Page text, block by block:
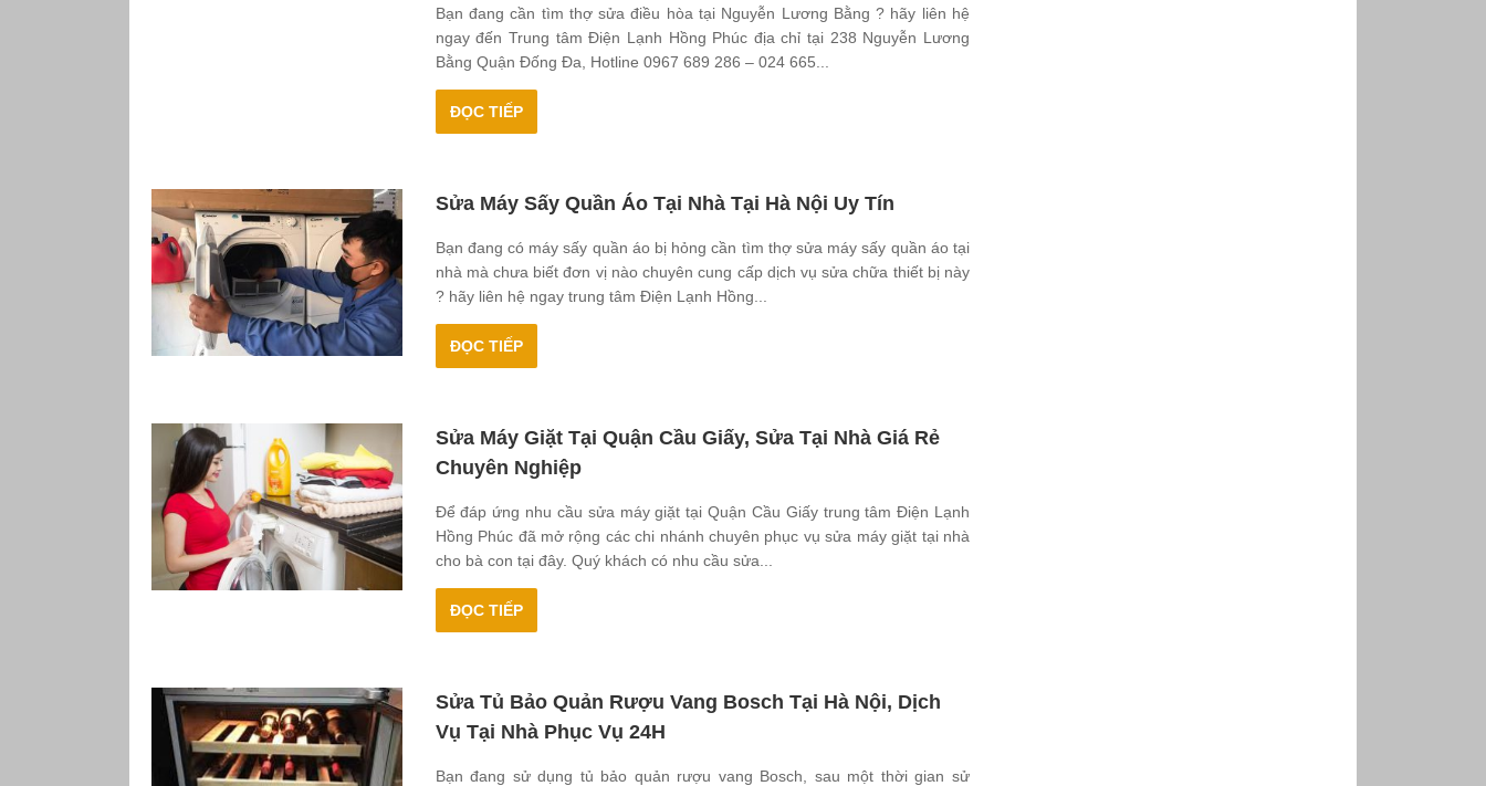
Bạn đang cần tìm thợ sửa điều hòa tại Nguyễn Lương Bằng ? hãy liên hệ
ngay đến Trung tâm Điện Lạnh Hồng Phúc địa chỉ tại 238 Nguyễn Lương
Bằng Quận Đống Đa, Hotline 0967 689 286 – 024 665...
ĐỌC TIẾP
Sửa Máy Sấy Quần Áo Tại Nhà Tại Hà Nội Uy Tín
Bạn đang có máy sấy quần áo bị hỏng cần tìm thợ sửa máy sấy quần áo tại
nhà mà chưa biết đơn vị nào chuyên cung cấp dịch vụ sửa chữa thiết bị này
? hãy liên hệ ngay trung tâm Điện Lạnh Hồng...
ĐỌC TIẾP
Sửa Máy Giặt Tại Quận Cầu Giấy, Sửa Tại Nhà Giá Rẻ
Chuyên Nghiệp
Để đáp ứng nhu cầu sửa máy giặt tại Quận Cầu Giấy trung tâm Điện Lạnh
Hồng Phúc đã mở rộng các chi nhánh chuyên phục vụ sửa máy giặt tại nhà
cho bà con tại đây. Quý khách có nhu cầu sửa...
ĐỌC TIẾP
Sửa Tủ Bảo Quản Rượu Vang Bosch Tại Hà Nội, Dịch
Vụ Tại Nhà Phục Vụ 24H
Bạn đang sử dụng tủ bảo quản rượu vang Bosch, sau một thời gian sử